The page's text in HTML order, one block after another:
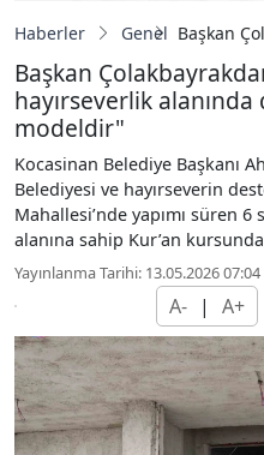
Haberler Genel Başkan
Başkan
hayırseverlik
modeldir"
Kocasinan Belediye Başkanı
Belediyesi ve hayırseverin
Mahallesi’nde yapımı süren 6
alanına sahip Kur’an
Yayınlanma Tarihi: 13.05.2026 07:04
A- | A+